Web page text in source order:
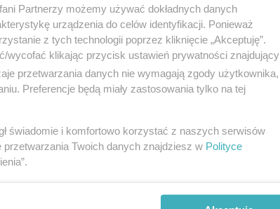
Partnerzy możemy używać dokładnych danych
urządzenia do celów identyfikacji. Ponieważ
z tych technologii poprzez kliknięcie „Akceptuję”.
wycofać klikając przycisk ustawień prywatności znajdujący
przetwarzania danych nie wymagają zgody użytkownika,
Preferencje będą miały zastosowania tylko na tej
świadomie i komfortowo korzystać z naszych serwisów
Twoich danych znajdziesz w Polityce